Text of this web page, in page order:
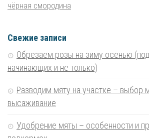
чёрная смородина
Свежие записи
Обрезаем розы на зиму осенью
начинающих и не только)
Разводим мяту на участке – выбор
высаживание
Удобрение мяты – особенности и